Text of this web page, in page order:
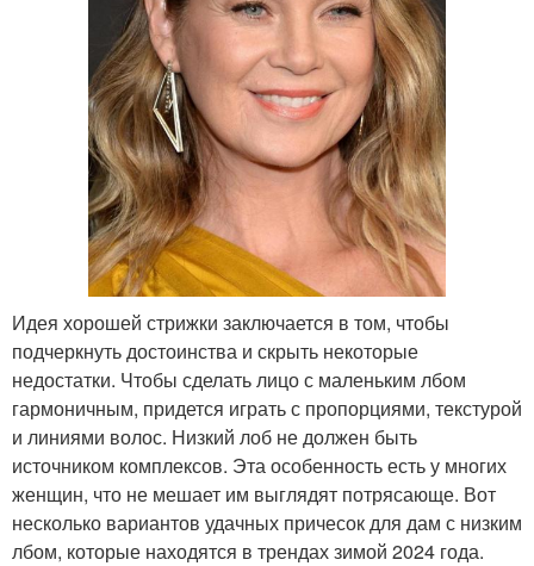
Идея хорошей стрижки заключается в том, чтобы
подчеркнуть достоинства и скрыть некоторые
недостатки. Чтобы сделать лицо с маленьким лбом
гармоничным, придется играть с пропорциями, текстурой
и линиями волос. Низкий лоб не должен быть
источником комплексов. Эта особенность есть у многих
женщин, что не мешает им выглядят потрясающе. Вот
несколько вариантов удачных причесок для дам с низким
лбом, которые находятся в трендах зимой 2024 года.